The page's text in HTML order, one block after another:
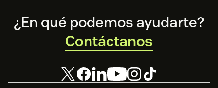
Footer
¿En qué podemos ayudarte?
Contáctanos